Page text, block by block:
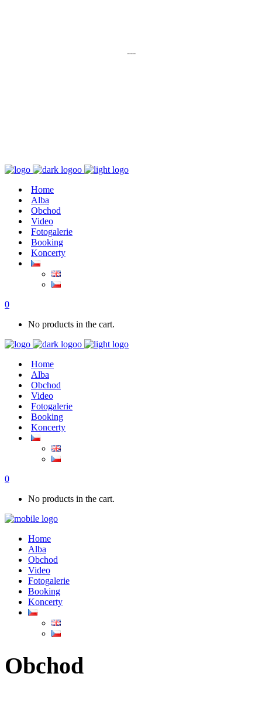
---
Home
Alba
Obchod
Video
Fotogalerie
Booking
Koncerty
0
No products in the cart.
Home
Alba
Obchod
Video
Fotogalerie
Booking
Koncerty
0
No products in the cart.
Home
Alba
Obchod
Video
Fotogalerie
Booking
Koncerty
Obchod